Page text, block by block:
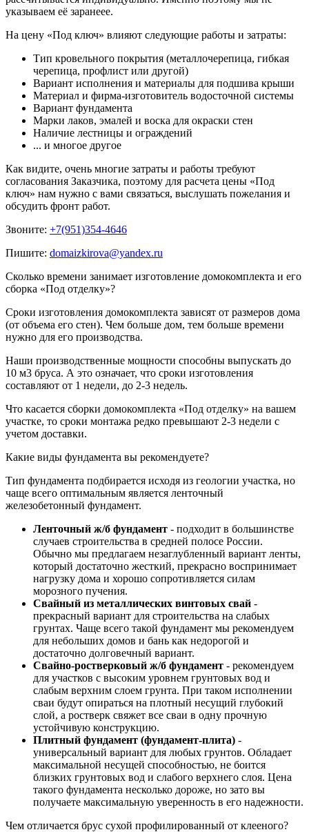
указываем её заранеее.
На цену «Под ключ» влияют следующие работы и затраты:
Тип кровельного покрытия (металлочерепица, гибкая
черепица, профлист или другой)
Вариант исполнения и материалы для подшива крыши
Материал и фирма-изготовитель водосточной системы
Вариант фундамента
Марки лаков, эмалей и воска для окраски стен
Наличие лестницы и ограждений
... и многое другое
Как видите, очень многие затраты и работы требуют
согласования Заказчика, поэтому для расчета цены «Под
ключ» нам нужно с вами связаться, выслушать пожелания и
обсудить фронт работ.
Звоните: +7(951)354-4646
Пишите: domaizkirova@yandex.ru
Сколько времени занимает изготовление домокомплекта и его
сборка «Под отделку»?
Сроки изготовления домокомплекта зависят от размеров дома
(от объема его стен). Чем больше дом, тем больше времени
нужно для его производства.
Наши производственные мощности способны выпускать до
10 м3 бруса. А это означает, что сроки изготовления
составляют от 1 недели, до 2-3 недель.
Что касается сборки домокомплекта «Под отделку» на вашем
участке, то сроки монтажа редко превышают 2-3 недели с
учетом доставки.
Какие виды фундамента вы рекомендуете?
Тип фундамента подбирается исходя из геологии участка, но
чаще всего оптимальным является ленточный
железобетонный фундамент.
Ленточный ж/б фундамент - подходит в большинстве
случаев строительства в средней полосе России.
Обычно мы предлагаем незаглубленный вариант ленты,
который достаточно жесткий, прекрасно воспринимает
нагрузку дома и хорошо сопротивляется силам
морозного пучения.
Свайный из металлических винтовых свай -
прекрасный вариант для строительства на слабых
грунтах. Чаще всего такой фундамент мы рекомендуем
для небольших домов и бань как недорогой и
достаточно долговечный вариант.
Свайно-ростверковый ж/б фундамент - рекомендуем
для участков с высоким уровнем грунтовых вод и
слабым верхним слоем грунта. При таком исполнении
сваи будут опираться на плотный несущий глубокий
слой, а ростверк свяжет все сваи в одну прочную
устойчивую конструкцию.
Плитный фундамент (фундамент-плита) -
универсальный вариант для любых грунтов. Обладает
максимальной несущей способностью, не боится
близких грунтовых вод и слабого верхнего слоя. Цена
такого фундамента несколько дороже, но зато вы
получаете максимальную уверенность в его надежности.
Чем отличается брус сухой профилированный от клееного?